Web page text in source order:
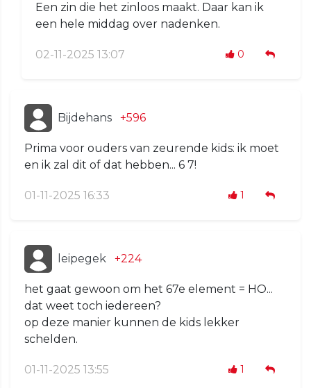
Een zin die het zinloos maakt. Daar kan ik
een hele middag over nadenken.
02-11-2025 13:07 0
Bijdehans +596
Prima voor ouders van zeurende kids: ik moet
en ik zal dit of dat hebben... 6 7!
01-11-2025 16:33 1
leipegek +224
het gaat gewoon om het 67e element = HO...
dat weet toch iedereen?
op deze manier kunnen de kids lekker
schelden.
01-11-2025 13:55 1